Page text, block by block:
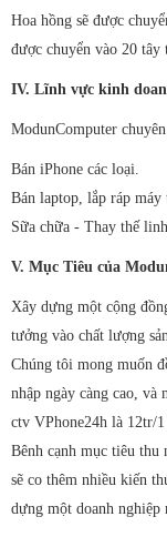
Hoa hồng sẽ được
được chuyển vào 20 tây
IV. Lĩnh vực kinh
ModunComputer
Bán iPhone các loại.
Bán laptop, lắp ráp
Sữa chữa - Thay thế
V. Mục Tiêu của
Xây dựng một cộng
tưởng vào chất lượng
Chúng tôi mong muốn
nhập ngày càng cao, và
ctv VPhone24h là 12tr/1
Bênh cạnh mục tiêu
sẽ co thêm nhiều kiến
dựng một doanh nghiệp